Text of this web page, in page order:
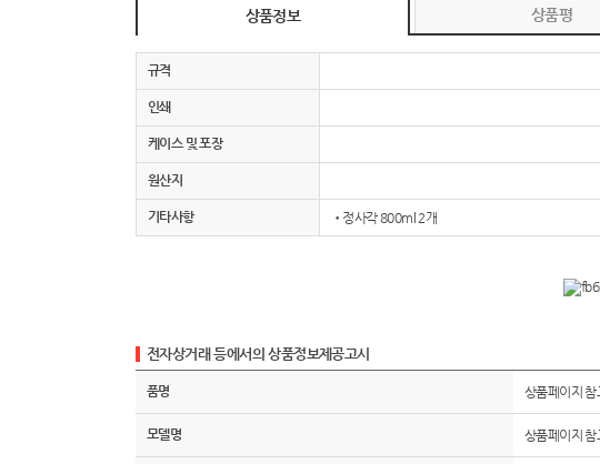
상품정보 상품평
규격
인쇄
케이스 및 포장
원산지
기타사항 •정사각 800ml 2개
전자상거래 등에서의 상품정보제공고시
품명 상품페이지 참
모델명 상품페이지 참